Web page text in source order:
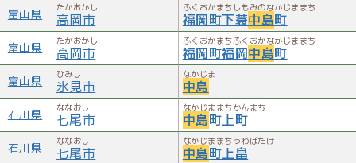
富山県 たかおかし
高岡市
ふくおかまちしもみのなかじままち
福岡町下蓑中島町
富山県 たかおかし
高岡市
ふくおかまちふくおかなかじままち
福岡町福岡中島町
富山県 ひみし
氷見市
なかじま
中島
石川県 ななおし
七尾市
なかじままちかんまち
中島町上町
石川県 ななおし
七尾市
なかじままちうわばたけ
中島町上畠